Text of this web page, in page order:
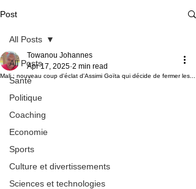
Post
All Posts
Santé
Politique
Coaching
Economie
Sports
Culture et divertissements
Sciences et technologies
All Posts
Mali : nouveau coup d'éclat d'Assimi Goïta qui décide de fermer les...
Towanou Johannes
Apr 17, 2025 2 min read